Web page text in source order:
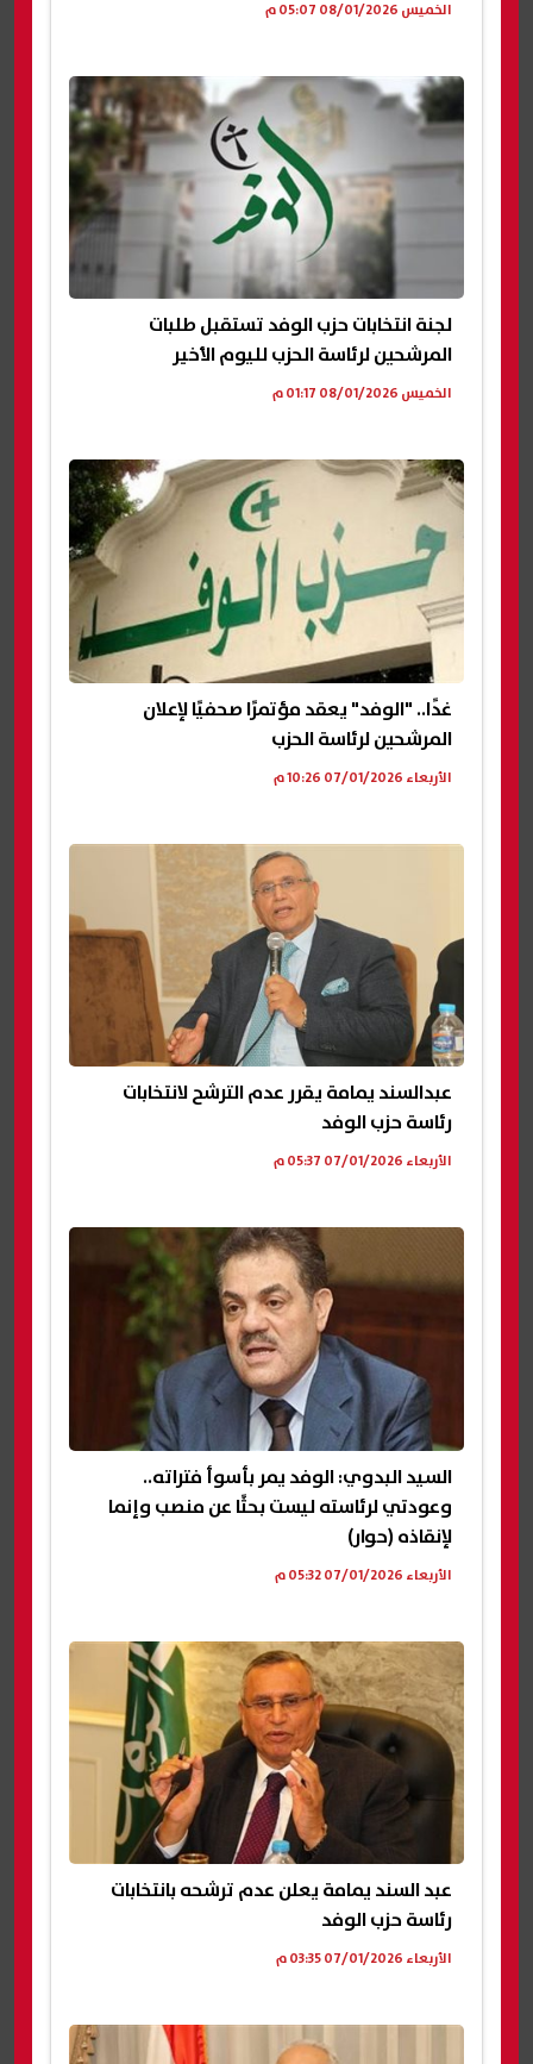
الخميس 08/01/2026 05:07 م
لجنة انتخابات حزب الوفد تستقبل طلبات
المرشحين لرئاسة الحزب لليوم الأخير
الخميس 08/01/2026 01:17 م
غدًا.. "الوفد" يعقد مؤتمرًا صحفيًا لإعلان
المرشحين لرئاسة الحزب
الأربعاء 07/01/2026 10:26 م
عبدالسند يمامة يقرر عدم الترشح لانتخابات
رئاسة حزب الوفد
الأربعاء 07/01/2026 05:37 م
السيد البدوي: الوفد يمر بأسوأ فتراته..
وعودتي لرئاسته ليست بحثًا عن منصب وإنما
لإنقاذه (حوار)
الأربعاء 07/01/2026 05:32 م
عبد السند يمامة يعلن عدم ترشحه بانتخابات
رئاسة حزب الوفد
الأربعاء 07/01/2026 03:35 م